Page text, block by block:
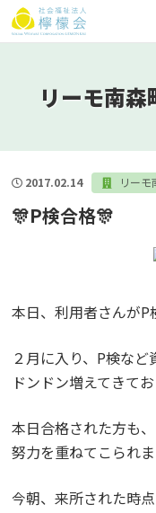
リーモ南
2017.02.14 リーモ
🎊P検合格🎊
本日、利用者さんが
２月に入り、P検な
ドンドン増えてきてお
本日合格された方も
努力を重ねてこられま
今朝、来所された時